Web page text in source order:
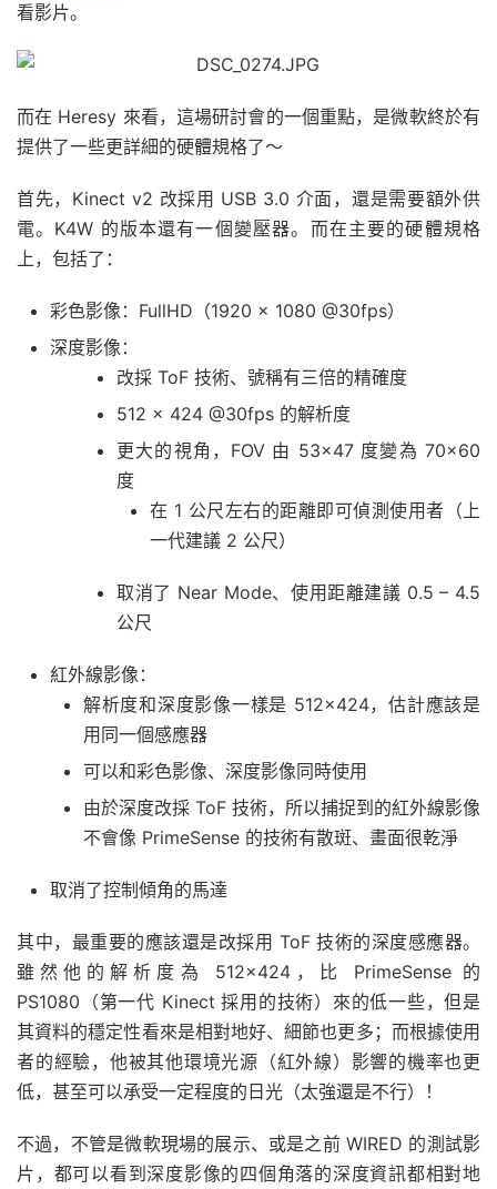
看影片。
而在 Heresy 來看，這場研討會的一個重點，是微軟終於有
提供了一些更詳細的硬體規格了～
首先，Kinect v2 改採用 USB 3.0 介面，還是需要額外供
電。K4W 的版本還有一個變壓器。而在主要的硬體規格
上，包括了：
彩色影像：FullHD（1920 x 1080 @30fps）
深度影像：
改採 ToF 技術、號稱有三倍的精確度
512 x 424 @30fps 的解析度
更大的視角，FOV 由 53×47 度變為 70×60
度
在 1 公尺左右的距離即可偵測使用者（上
一代建議 2 公尺）
取消了 Near Mode、使用距離建議 0.5 – 4.5
公尺
紅外線影像：
解析度和深度影像一樣是 512×424，估計應該是
用同一個感應器
可以和彩色影像、深度影像同時使用
由於深度改採 ToF 技術，所以捕捉到的紅外線影像
不會像 PrimeSense 的技術有散斑、畫面很乾淨
取消了控制傾角的馬達
其中，最重要的應該還是改採用 ToF 技術的深度感應器。
雖然他的解析度為 512×424，比 PrimeSense 的
PS1080（第一代 Kinect 採用的技術）來的低一些，但是
其資料的穩定性看來是相對地好、細節也更多；而根據使用
者的經驗，他被其他環境光源（紅外線）影響的機率也更
低，甚至可以承受一定程度的日光（太強還是不行）！
不過，不管是微軟現場的展示、或是之前 WIRED 的測試影
片，都可以看到深度影像的四個角落的深度資訊都相對地